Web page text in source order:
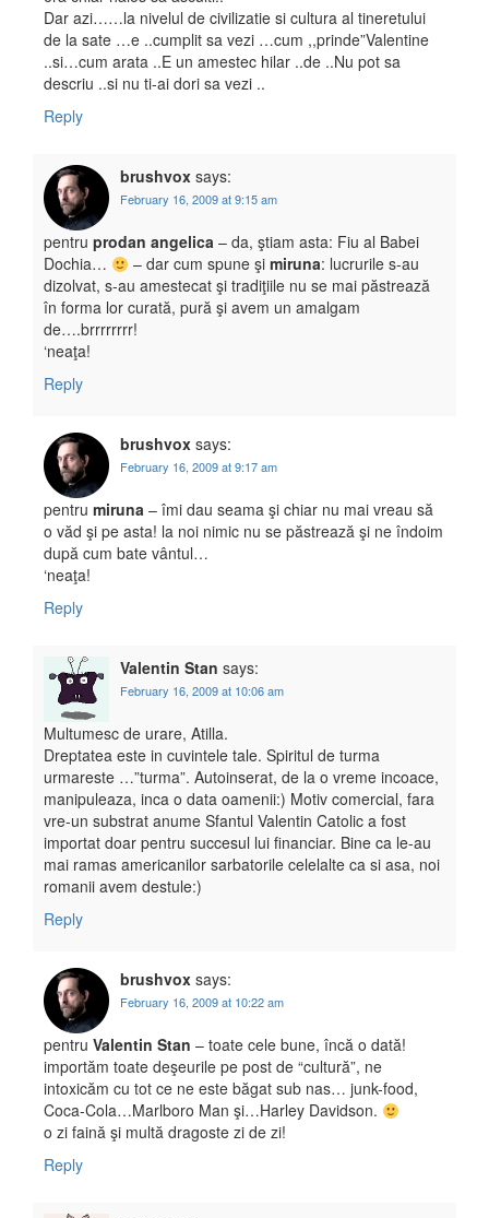
Dar azi……la nivelul de civilizatie si cultura al tineretului
de la sate …e ..cumplit sa vezi …cum ,,prinde”Valentine
..si…cum arata ..E un amestec hilar ..de ..Nu pot sa
descriu ..si nu ti-ai dori sa vezi ..
Reply
brushvox says:
February 16, 2009 at 9:15 am
pentru prodan angelica – da, ştiam asta: Fiu al Babei
Dochia…
– dar cum spune şi miruna: lucrurile s-au
dizolvat, s-au amestecat şi tradiţiile nu se mai păstrează
în forma lor curată, pură şi avem un amalgam
de….brrrrrrrr!
‘neaţa!
Reply
brushvox says:
February 16, 2009 at 9:17 am
pentru miruna – îmi dau seama şi chiar nu mai vreau să
o văd şi pe asta! la noi nimic nu se păstrează şi ne îndoim
după cum bate vântul…
‘neaţa!
Reply
Valentin Stan says:
February 16, 2009 at 10:06 am
Multumesc de urare, Atilla.
Dreptatea este in cuvintele tale. Spiritul de turma
urmareste …”turma”. Autoinserat, de la o vreme incoace,
manipuleaza, inca o data oamenii:) Motiv comercial, fara
vre-un substrat anume Sfantul Valentin Catolic a fost
importat doar pentru succesul lui financiar. Bine ca le-au
mai ramas americanilor sarbatorile celelalte ca si asa, noi
romanii avem destule:)
Reply
brushvox says:
February 16, 2009 at 10:22 am
pentru Valentin Stan – toate cele bune, încă o dată!
importăm toate deşeurile pe post de “cultură”, ne
intoxicăm cu tot ce ne este băgat sub nas… junk-food,
Coca-Cola…Marlboro Man şi…Harley Davidson.
o zi faină şi multă dragoste zi de zi!
Reply